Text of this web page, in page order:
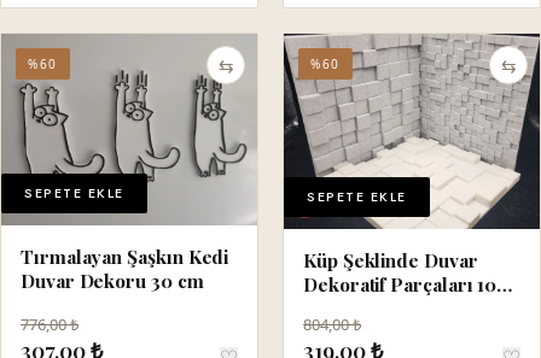
⇆
%60
SEPETE EKLE
Tırmalayan Şaşkın Kedi
Duvar Dekoru 30 cm
776,00 ₺
307,00 ₺
⇆
%60
SEPETE EKLE
Küp Şeklinde Duvar
Dekoratif Parçaları 10
804,00 ₺
319,00 ₺